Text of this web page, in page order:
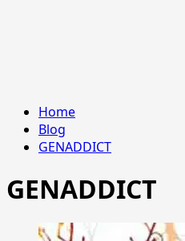
Home
Blog
GENADDICT
GENADDICT